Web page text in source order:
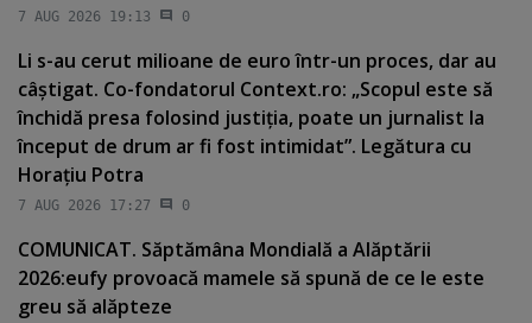
7 AUG 2026 19:13 0
Li s-au cerut milioane de euro într-un proces, dar au
câştigat. Co-fondatorul Context.ro: „Scopul este să
închidă presa folosind justiţia, poate un jurnalist la
început de drum ar fi fost intimidat”. Legătura cu
Horaţiu Potra
7 AUG 2026 17:27 0
COMUNICAT. Săptămâna Mondială a Alăptării
2026:eufy provoacă mamele să spună de ce le este
greu să alăpteze